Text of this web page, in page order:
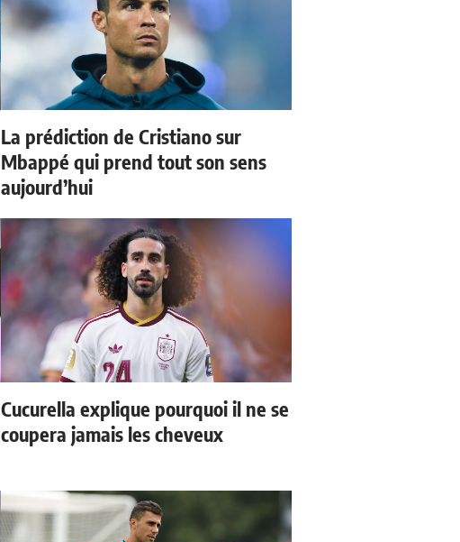
La prédiction de Cristiano sur
Mbappé qui prend tout son sens
aujourd’hui
Cucurella explique pourquoi il ne se
coupera jamais les cheveux